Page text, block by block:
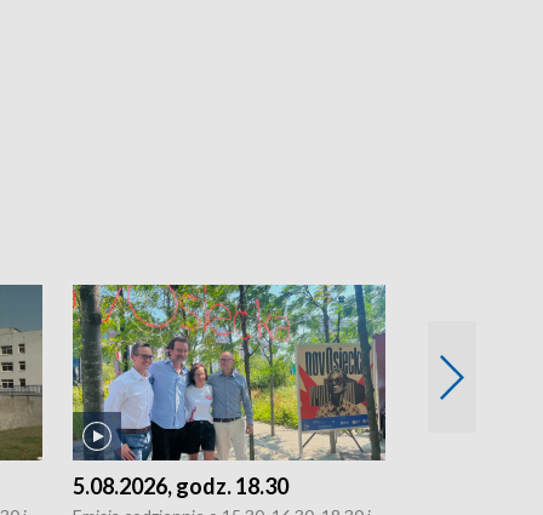
5.08.2026, godz. 18.30